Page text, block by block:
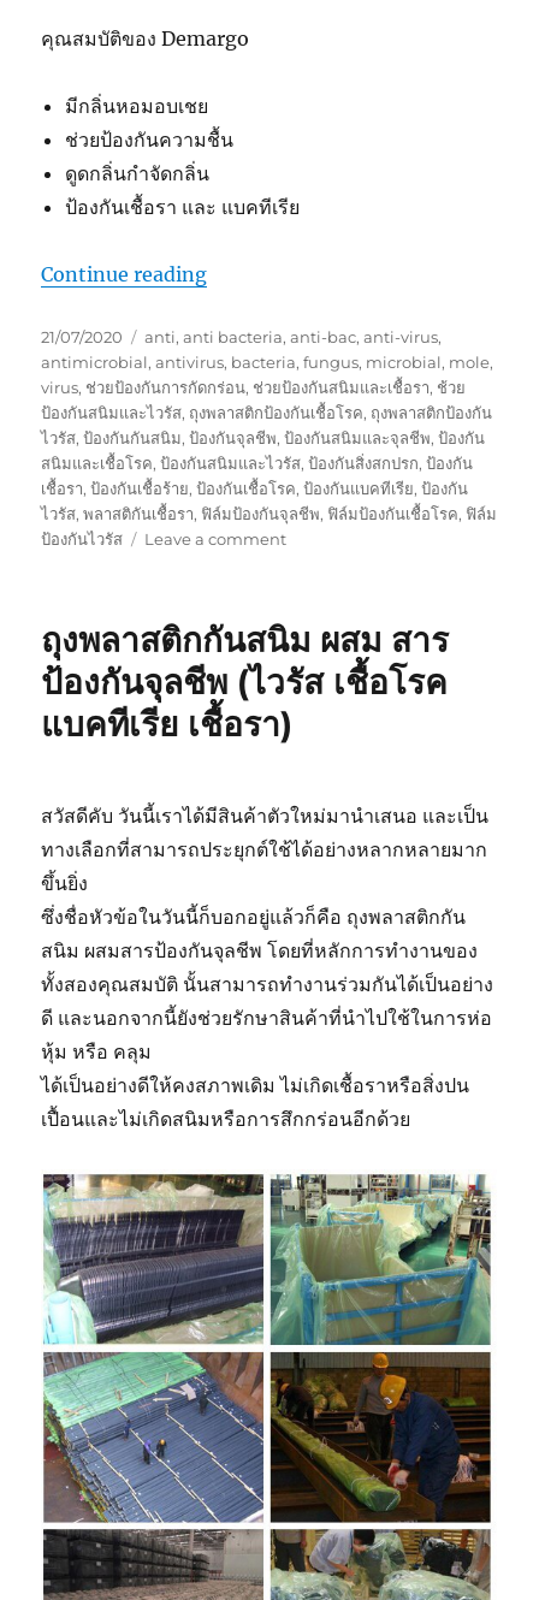
คุณสมบัติของ Demargo
มีกลิ่นหอมอบเชย
ช่วยป้องกันความชื้น
ดูดกลิ่นกำจัดกลิ่น
ป้องกันเชื้อรา และ แบคทีเรีย
Continue reading“กระเป๋าเดินป่าคู่ใจ กับการดูแลรักษาง่
Posted
on
21/07/2020 Tags
anti,anti bacteria,anti-bac,anti-virus,
antimicrobial,antivirus, bacteria,fungus, microbial, mole,
virus, ช่วยป้องกันการกัดกร่อน, ช่วยป้องกันสนิมและเชื้อรา, ช้วย
ป้องกันสนิมและไวรัส, ถุงพลาสติกป้องกันเชื้อโรค, ถุงพลาสติกป้องกัน
ไวรัส,ป้องกันกันสนิม,ป้องกันจุลชีพ,ป้องกันสนิมและจุลชีพ,ป้องกัน
สนิมและเชื้อโรค,ป้องกันสนิมและไวรัส,ป้องกันสิ่งสกปรก,ป้องกัน
เชื้อรา,ป้องกันเชื้อร้าย,ป้องกันเชื้อโรค,ป้องกันแบคทีเรีย,ป้องกัน
ไวรัส,พลาสติกันเชื้อรา, ฟิล์มป้องกันจุลชีพ, ฟิล์มป้องกันเชื้อโรค, ฟิล์ม
ป้องกันไวรัส
Leave a commenton
คู่ใจ
กับ
การ
ดูแล
รักษา
ถุงพลาสติกกันสนิม ผสม สาร
ป้องกันจุลชีพ (ไวรัส เชื้อโรค
แบคทีเรีย เชื้อรา)
สวัสดีคับ วันนี้เราได้มีสินค้าตัวใหม่มานำเสนอ และเป็น
ทางเลือกที่สามารถประยุกต์ใช้ได้อย่างหลากหลายมาก
ขึ้นยิ่ง
ซึ่งชื่อหัวข้อในวันนี้ก็บอกอยู่แล้วก็คือ ถุงพลาสติกกัน
สนิม ผสมสารป้องกันจุลชีพ โดยที่หลักการทำงานของ
ทั้งสองคุณสมบัติ นั้นสามารถทำงานร่วมกันได้เป็นอย่าง
ดี และนอกจากนี้ยังช่วยรักษาสินค้าที่นำไปใช้ในการห่อ
หุ้ม หรือ คลุม
ได้เป็นอย่างดีให้คงสภาพเดิม ไม่เกิดเชื้อราหรือสิ่งปน
เปื้อนและไม่เกิดสนิมหรือการสึกกร่อนอีกด้วย